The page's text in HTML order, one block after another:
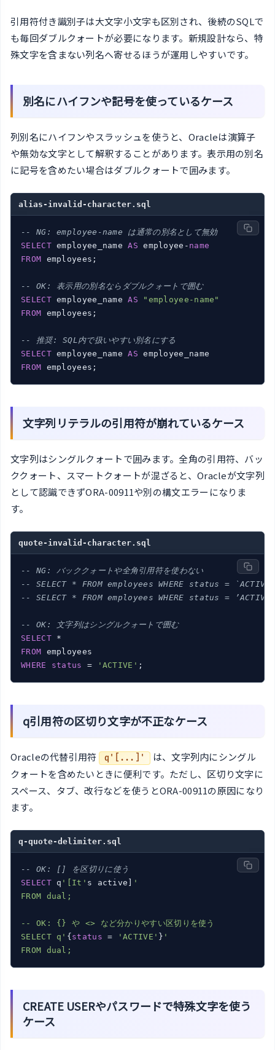
引用符付き識別子は大文字小文字も区別され、後続のSQLで
も毎回ダブルクォートが必要になります。新規設計なら、特
殊文字を含まない列名へ寄せるほうが運用しやすいです。
別名にハイフンや記号を使っているケース
列別名にハイフンやスラッシュを使うと、Oracleは演算子
や無効な文字として解釈することがあります。表示用の別名
に記号を含めたい場合はダブルクォートで囲みます。
alias-invalid-character.sql
-- NG: employee-name は通常の別名として無効
SELECT employee_name AS employee- name
FROM employees;
-- OK: 表示用の別名ならダブルクォートで囲む
SELECT employee_name AS
"employee-name"
FROM employees;
-- 推奨: SQL内で扱いやすい別名にする
SELECT employee_name AS
FROM employees;
文字列リテラルの引用符が崩れているケース
文字列はシングルクォートで囲みます。全角の引用符、バッ
ククォート、スマートクォートが混ざると、Oracleが文字列
として認識できずORA-00911や別の構文エラーになりま
す。
quote-invalid-character.sql
-- NG: バッククォートや全角引用符を使わない
-- SELECT * FROM employees WHERE status =
-- SELECT * FROM employees WHERE status =
-- OK: 文字列はシングルクォートで囲む
SELECT
FROM
WHERE
status = 'ACTIVE' ;
q引用符の区切り文字が不正なケース
Oracleの代替引用符 q'[...]'
は、文字列内にシングル
クォートを含めたいときに便利です。ただし、区切り文字に
スペース、タブ、改行などを使うとORA-00911の原因になり
ます。
q-quote-delimiter.sql
-- OK: [] を区切りに使う
SELECT q '[It' s active]
'
FROM dual;
-- OK: {} や <> など分かりやすい区切りを使う
SELECT q' { status = 'ACTIVE' } '
FROM dual;
CREATE USERやパスワードで特殊文字を使う
ケース